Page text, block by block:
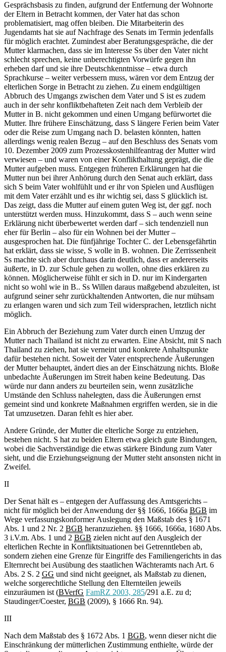
Gesprächsbasis zu finden, aufgrund der Entfernung der Wohnorte
der Eltern in Betracht kommen, der Vater hat das schon
problematisiert, mag offen bleiben. Die Mitarbeiterin des
Jugendamts hat sie auf Nachfrage des Senats im Termin jedenfalls
für möglich erachtet. Zumindest aber Beratungsgespräche, die der
Mutter klarmachen, dass sie im Interesse Ss über den Vater nicht
schlecht sprechen, keine unberechtigten Vorwürfe gegen ihn
erheben darf und sie ihre Deutschkenntnisse – etwa durch
Sprachkurse – weiter verbessern muss, wären vor dem Entzug der
elterlichen Sorge in Betracht zu ziehen. Zu einem endgültigen
Abbruch des Umgangs zwischen dem Vater und S ist es zudem
auch in der sehr konfliktbehafteten Zeit nach dem Verbleib der
Mutter in B. nicht gekommen und einen Umgang befürwortet die
Mutter. Ihre frühere Einschätzung, dass S längere Ferien beim Vater
oder die Reise zum Umgang nach D. belasten könnten, hatten
allerdings wenig realen Bezug – auf den Beschluss des Senats vom
10. Dezember 2009 zum Prozesskostenhilfeantrag der Mutter wird
verwiesen – und waren von einer Konflikthaltung geprägt, die die
Mutter aufgeben muss. Entgegen früheren Erklärungen hat die
Mutter nun bei ihrer Anhörung durch den Senat auch erklärt, dass
sich S beim Vater wohlfühlt und er ihr von Spielen und Ausflügen
mit dem Vater erzählt und es ihr wichtig sei, dass S glücklich ist.
Das zeigt, dass die Mutter auf einem guten Weg ist, der ggf. noch
unterstützt werden muss. Hinzukommt, dass S – auch wenn seine
Erklärung nicht überbewertet werden darf – sich tendenziell nun
eher für Berlin – also für ein Wohnen bei der Mutter –
ausgesprochen hat. Die fünfjährige Tochter C. der Lebensgefährtin
hat erklärt, dass sie wisse, S wolle in B. wohnen. Die Zerrissenheit
Ss machte sich aber durchaus darin deutlich, dass er andererseits
äußerte, in D. zur Schule gehen zu wollen, ohne dies erklären zu
können. Möglicherweise fühlt er sich in D. nur im Kindergarten
nicht so wohl wie in B.. Ss Willen daraus maßgebend abzuleiten, ist
aufgrund seiner sehr zurückhaltenden Antworten, die nur mühsam
zu erlangen waren und sich zum Teil widersprachen, letztlich nicht
möglich.
Ein Abbruch der Beziehung zum Vater durch einen Umzug der
Mutter nach Thailand ist nicht zu erwarten. Eine Absicht, mit S nach
Thailand zu ziehen, hat sie verneint und konkrete Anhaltspunkte
dafür bestehen nicht. Soweit der Vater entsprechende Äußerungen
der Mutter behauptet, ändert dies an der Einschätzung nichts. Bloße
unbedachte Äußerungen im Streit haben keine Bedeutung. Das
würde nur dann anders zu beurteilen sein, wenn zusätzliche
Umstände den Schluss nahelegten, dass die Äußerungen ernst
gemeint sind und konkrete Maßnahmen ergriffen werden, sie in die
Tat umzusetzen. Daran fehlt es hier aber.
Andere Gründe, der Mutter die elterliche Sorge zu entziehen,
bestehen nicht. S hat zu beiden Eltern etwa gleich gute Bindungen,
wobei die Sachverständige die etwas stärkere Bindung zum Vater
sieht, und die Erziehungseignung der Mutter steht ansonsten nicht in
Zweifel.
II
Der Senat hält es – entgegen der Auffassung des Amtsgerichts –
nicht für möglich bei der Anwendung der §§ 1666, 1666a BGB im
Wege verfassungskonformer Auslegung den Maßstab des § 1671
Abs. 1 und 2 Nr. 2 BGB heranzuziehen. §§ 1666, 1666a, 1680 Abs.
3 i.V.m. Abs. 1 und 2 BGB zielen nicht auf den Ausgleich der
elterlichen Rechte in Konfliktsituationen bei Getrenntleben ab,
sondern ziehen eine Grenze für Eingriffe des Familiengerichts in das
Elternrecht bei Ausübung des staatlichen Wächteramts nach Art. 6
Abs. 2 S. 2 GG und sind nicht geeignet, als Maßstab zu dienen,
welche sorgerechtliche Stellung den Elternteilen jeweils
einzuräumen ist (BVerfG FamRZ 2003, 285/291 a.E. zu d;
Staudinger/Coester, BGB (2009), § 1666 Rn. 94).
III
Nach dem Maßstab des § 1672 Abs. 1 BGB, wenn dieser nicht die
Einschränkung der mütterlichen Zustimmung enthielte, würde der